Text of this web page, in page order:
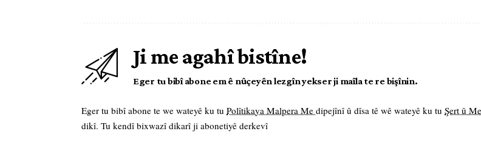
Ji me agahî bistîne!
Eger tu bibî abone em ê nûçeyên lezgîn yekser ji maîla te re bişînin.
Eger tu bibî abone te we wateyê ku tu Polîtikaya Malpera Me dipejînî û dîsa tê wê wateyê ku tu Şert û
dikî. Tu kendî bixwazî dikarî ji abonetiyê derkevî